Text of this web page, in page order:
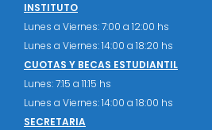
INSTITUTO
Lunes a Viernes: 7:00 a 12:00 hs
Lunes a Viernes: 14:00 a 18:20 hs
CUOTAS Y BECAS ESTUDIANTIL
Lunes: 7:15 a 11:15 hs
Lunes a Viernes: 14:00 a 18:00 hs
SECRETARIA